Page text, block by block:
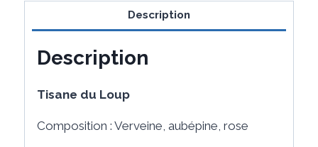
Evasion
Description
Description
Tisane du Loup
Composition : Verveine, aubépine, rose